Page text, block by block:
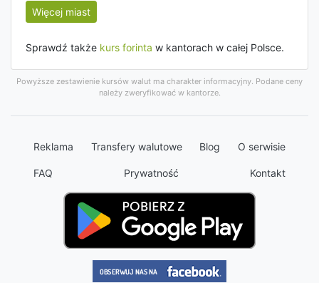
Więcej miast
Sprawdź także kurs forinta w kantorach w całej Polsce.
Powyższe zestawienie kursów walut ma charakter informacyjny. Podane ceny
należy zweryfikować w kantorze.
Reklama Transfery walutowe Blog O serwisie
FAQ Prywatność Kontakt